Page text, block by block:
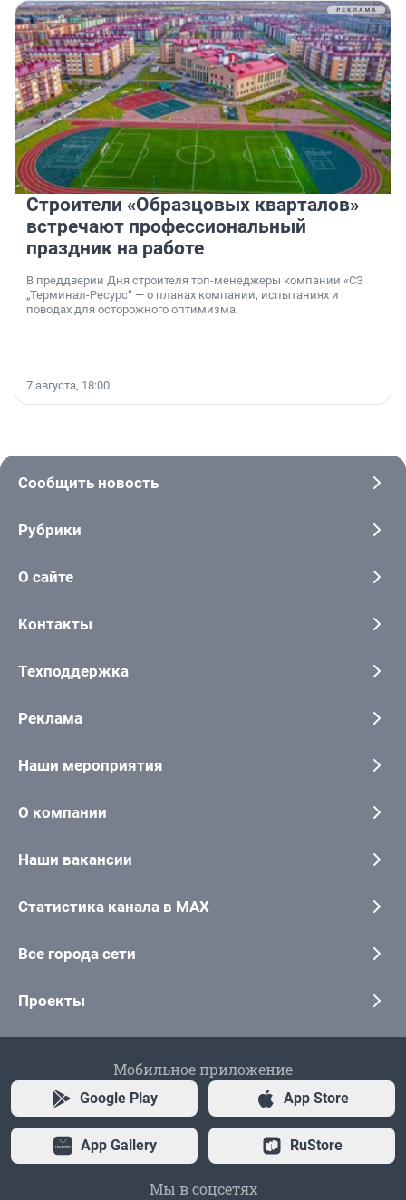
Строители «Образцовых кварталов»
встречают профессиональный
праздник на работе
В преддверии Дня строителя топ-менеджеры компании «СЗ
„Терминал-Ресурс“ — о планах компании, испытаниях и
поводах для осторожного оптимизма.
7 августа, 18:00
Сообщить новость
Рубрики
О сайте
Контакты
Техподдержка
Реклама
Наши мероприятия
О компании
Наши вакансии
Статистика канала в MAX
Все города сети
Проекты
Мобильное приложение
Google Play App Store
App Gallery RuStore
Мы в соцсетях